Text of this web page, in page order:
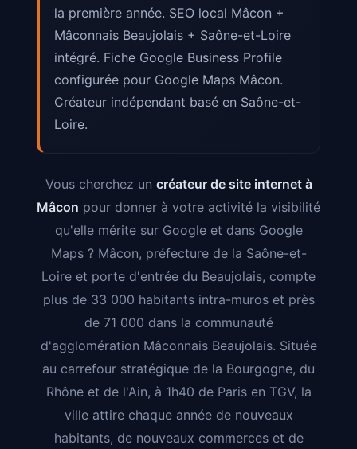
la première année. SEO local Mâcon +
Mâconnais Beaujolais + Saône-et-Loire
intégré. Fiche Google Business Profile
configurée pour Google Maps Mâcon.
Créateur indépendant basé en Saône-et-
Loire.
Vous cherchez un créateur de site internet à
Mâcon pour donner à votre activité la visibilité
qu'elle mérite sur Google et dans Google
Maps ? Mâcon, préfecture de la Saône-et-
Loire et porte d'entrée du Beaujolais, compte
plus de 33 000 habitants intra-muros et près
de 71 000 dans la communauté
d'agglomération Mâconnais Beaujolais. Située
au carrefour stratégique de la Bourgogne, du
Rhône et de l'Ain, à 1h40 de Paris en TGV, la
ville attire chaque année de nouveaux
habitants, de nouveaux commerces et de